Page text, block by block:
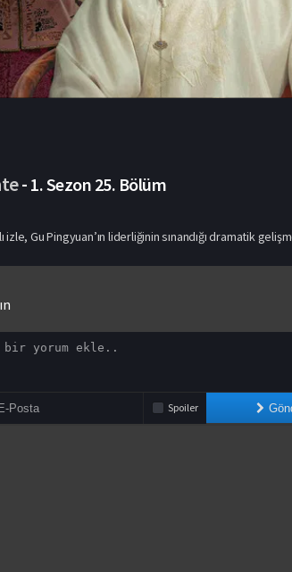
- 1. Sezon 25. Bölüm
Gu Pingyuan’ın liderliğinin sınandığı dramatik
Spoiler